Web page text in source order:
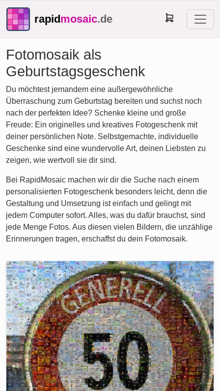
rapidmosaic.de
Fotomosaik als
Geburtstagsgeschenk
Du möchtest jemandem eine außergewöhnliche
Überraschung zum Geburtstag bereiten und suchst noch
nach der perfekten Idee? Schenke kleine und große
Freude: Ein originelles und kreatives Fotogeschenk mit
deiner persönlichen Note. Selbstgemachte, individuelle
Geschenke sind eine wundervolle Art, deinen Liebsten zu
zeigen, wie wertvoll sie dir sind.
Bei RapidMosaic machen wir dir die Suche nach einem
personalisierten Fotogeschenk besonders leicht, denn die
Gestaltung und Umsetzung ist einfach und gelingt mit
jedem Computer sofort. Alles, was du dafür brauchst, sind
jede Menge Fotos. Aus diesen vielen Bildern, die unzählige
Erinnerungen tragen, erschaffst du dein Fotomosaik.